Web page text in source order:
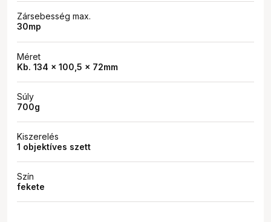
Zársebesség max.
30mp
Méret
Kb. 134 × 100,5 × 72mm
Súly
700g
Kiszerelés
1 objektíves szett
Szín
fekete